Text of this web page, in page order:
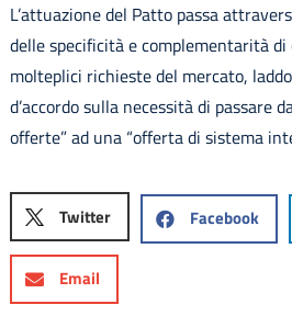
L’attuazione del Patto passa
delle specificità e complementarità
molteplici richieste del mercato,
d’accordo sulla necessità di passare
offerte” ad una “offerta di sistema
Twitter Facebook
Email